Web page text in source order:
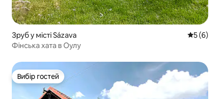
Зруб у місті Sázava Середня
5 (6)
Фінська хата в Оулу
Вибір гостей
Вибір гостей